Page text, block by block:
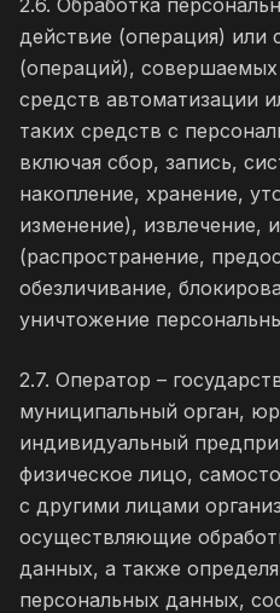
2.6. Обработка
действие (операция) или
(операций),
средств автоматизации
таких средств с
включая сбор, запись,
накопление, хранение,
изменение), извлечение,
(распространение,
обезличивание,
уничтожение
2.7. Оператор –
муниципальный орган,
индивидуальный
физическое лицо,
с другими лицами
осуществляющие
данных, а также
персональных данных,